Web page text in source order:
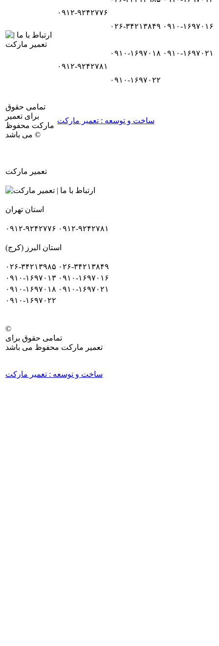
۰۹۱۲-۹۲۴۲۷۷۶
۰۲۶-۳۴۲۱۳۸۴۹ ۰۹۱۰-۱۶۹۷۰۱۶
۰۹۱۲-۹۲۴۲۷۸۱
۰۹۱۰-۱۶۹۷۰۱۸ ۰۹۱۰-۱۶۹۷۰۲۱
۰۹۱۰-۱۶۹۷۰۲۲
تمامی حقوق
برای تعمیر
مارکت محفوظ
می باشد ©
ساخت و توسعه : تعمیر مارکت
تعمیر مارکت
استان تهران
۰۹۱۲-۹۲۴۲۷۷۶ ۰۹۱۲-۹۲۴۲۷۸۱
استان البرز (کرج)
۰۲۶-۳۴۲۱۳۹۸۵ ۰۲۶-۳۴۲۱۳۸۴۹
۰۹۱۰-۱۶۹۷۰۱۳ ۰۹۱۰-۱۶۹۷۰۱۶
۰۹۱۰-۱۶۹۷۰۱۸ ۰۹۱۰-۱۶۹۷۰۲۱
۰۹۱۰-۱۶۹۷۰۲۲
©
تمامی حقوق برای
تعمیر مارکت محفوظ می باشد
ساخت و توسعه : تعمیر مارکت